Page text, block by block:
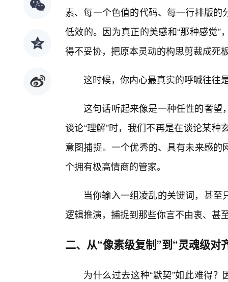
素、每一个色值的代码、每一行排版
低效的。因为真正的美感和“那种感觉
得不妥协，把原本灵动的构思剪裁成死
这时候，你内心最真实的呼喊往往
这句话听起来像是一种任性的奢望
谈论“理解”时，我们不再是在谈论某
意图捕捉。一个优秀的、具有未来感
个拥有极高情商的管家。
当你输入一组凌乱的关键词，甚
逻辑推演，捕捉到那些你言不由衷、甚
二、从“像素级复制”到“灵魂级对
为什么过去这种“默契”如此难得